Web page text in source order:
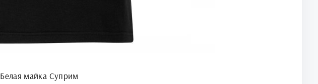
Белая майка Суприм